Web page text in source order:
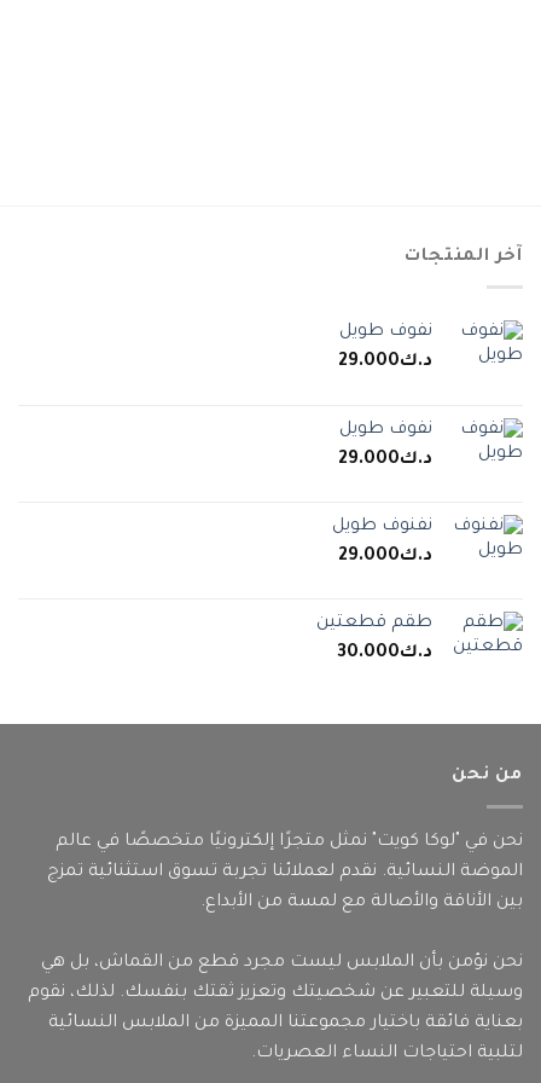
آخر المنتجات
نفوف طويل
د.ك29.000
نفوف طويل
د.ك29.000
نفنوف طويل
د.ك29.000
طقم قطعتين
د.ك30.000
من نحن
نحن في "لوكا كويت" نمثل متجرًا إلكترونيًا متخصصًا في عالم
الموضة النسائية. نقدم لعملائنا تجربة تسوق استثنائية تمزج
بين الأناقة والأصالة مع لمسة من الأبداع.
نحن نؤمن بأن الملابس ليست مجرد قطع من القماش، بل هي
وسيلة للتعبير عن شخصيتك وتعزيز ثقتك بنفسك. لذلك، نقوم
بعناية فائقة باختيار مجموعتنا المميزة من الملابس النسائية
لتلبية احتياجات النساء العصريات.